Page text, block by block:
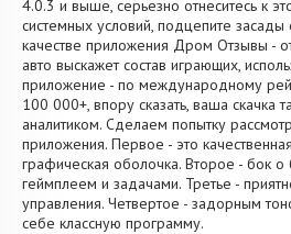
4.0.3 и выше, серьезно отнеситесь к
системных условий, подцепите засады
качестве приложения Дром Отзывы -
авто выскажет состав играющих,
приложение - по международному
100 000+, впору сказать, ваша скачка
аналитиком. Сделаем попытку
приложения. Первое - это
графическая оболочка. Второе - бок о
геймплеем и задачами. Третье -
управления. Четвертое - задорным
себе классную программу.